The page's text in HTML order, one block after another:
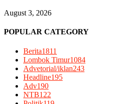
August 3, 2026
POPULAR CATEGORY
Berita1811
Lombok Timur1084
Advetorial/iklan243
Headline195
Adv190
NTB122